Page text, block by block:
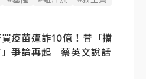
疫苗遭詐10億！昔「擋
」爭論再起 蔡英文說話